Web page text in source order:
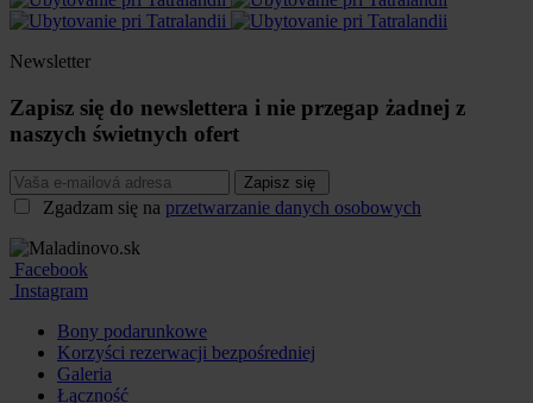
Newsletter
Zapisz się do newslettera i nie przegap żadnej z
naszych świetnych ofert
Zapisz się
Zgadzam się na przetwarzanie danych osobowych
Facebook
Instagram
Bony podarunkowe
Korzyści rezerwacji bezpośredniej
Galeria
Łączność